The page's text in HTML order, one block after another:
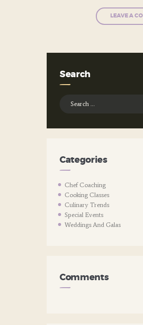
Search
Categories
Chef Coaching
Cooking Classes
Culinary Trends
Special Events
Weddings And Galas
Comments